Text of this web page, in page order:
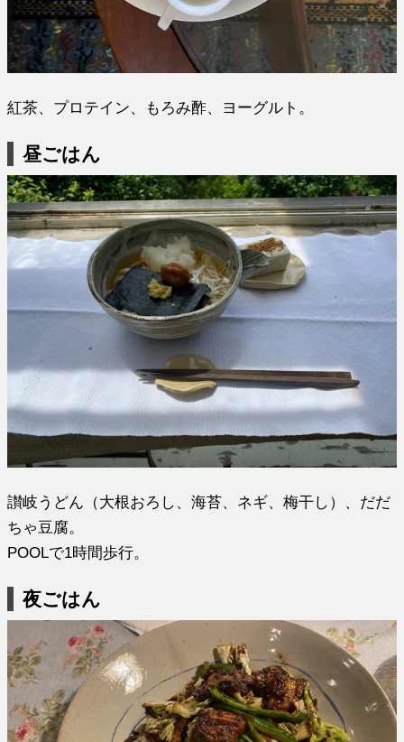
紅茶、プロテイン、もろみ酢、ヨーグルト。
昼ごはん
讃岐うどん（大根おろし、海苔、ネギ、梅干し）、だだ
ちゃ豆腐。
POOLで1時間歩行。
夜ごはん